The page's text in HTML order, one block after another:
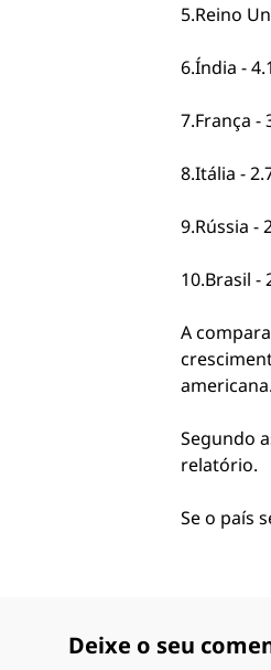
5.Reino
6.Índia -
7.França -
8.Itália -
9.Rússia -
10.Brasil -
A
americana.
Segundo
relatório.
Se o país
Deixe o seu